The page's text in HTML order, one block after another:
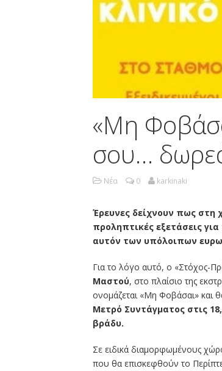
«Μη
σου…
Νέα 0 karkinaki
Έρευνες δείχνουν πως στη
προληπτικές εξετάσεις
αυτόν των υπόλοιπων
Για το λόγο αυτό, ο «Στόχος-
Μαστού, στο πλαίσιο της
ονομάζεται «Μη Φοβάσαι» και
Μετρό Συντάγματος στις
βράδυ.
Σε ειδικά διαμορφωμένους
που θα επισκεφθούν το